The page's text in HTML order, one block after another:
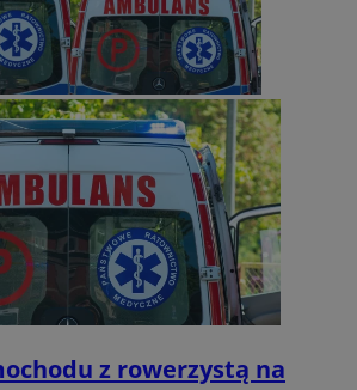
z rowerzystą na